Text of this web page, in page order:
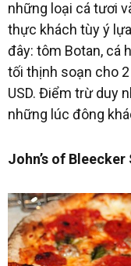
những loại cá tươi
thực khách tùy ý
đây: tôm Botan, cá
tối thịnh soạn cho
USD. Điểm trừ duy
những lúc đông
John’s of